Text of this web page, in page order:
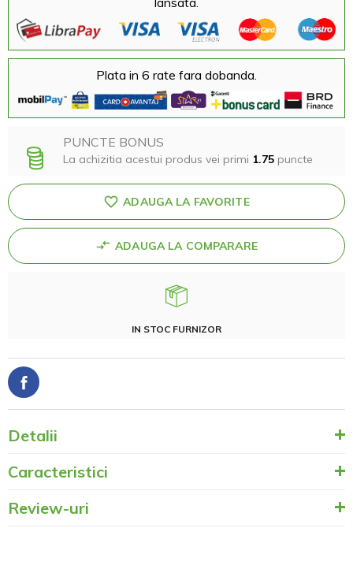
Plata in 6 rate fara dobanda.
PUNCTE BONUS
La achizitia acestui produs vei primi 1.75 puncte
ADAUGA LA FAVORITE
ADAUGA LA COMPARARE
IN STOC FURNIZOR
Detalii
Caracteristici
Review-uri